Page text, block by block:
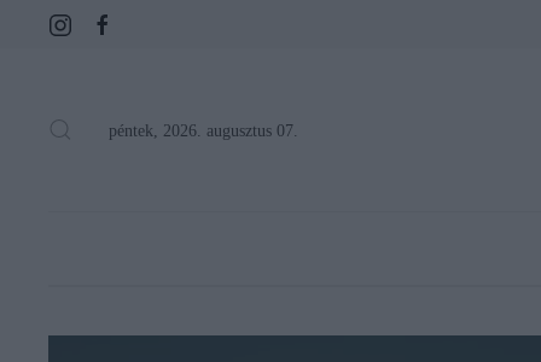
péntek, 2026. augusztus 07.